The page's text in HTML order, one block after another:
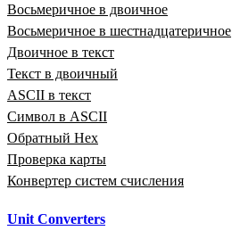
Восьмеричное в двоичное
Восьмеричное в шестнадцатеричное
Двоичное в текст
Текст в двоичный
ASCII в текст
Символ в ASCII
Обратный Hex
Проверка карты
Конвертер систем счисления
Unit Converters